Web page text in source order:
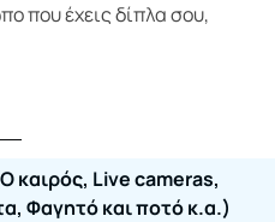
που έχεις δίπλα σου,
καιρός, Live cameras,
Φαγητό και ποτό κ.α.)